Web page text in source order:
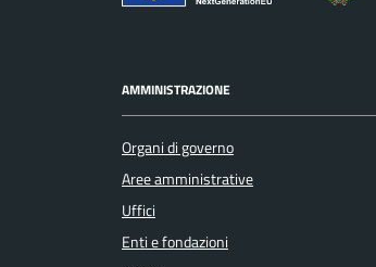
AMMINISTRAZIONE
Organi di governo
Aree amministrative
Uffici
Enti e fondazioni